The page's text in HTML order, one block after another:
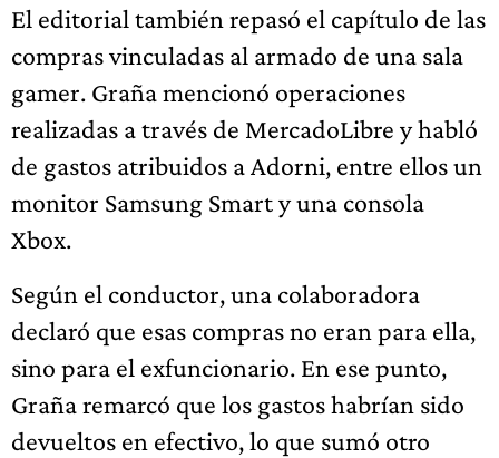
El editorial también repasó el capítulo de las
compras vinculadas al armado de una sala
gamer. Graña mencionó operaciones
realizadas a través de MercadoLibre y habló
de gastos atribuidos a Adorni, entre ellos un
monitor Samsung Smart y una consola
Xbox.
Según el conductor, una colaboradora
declaró que esas compras no eran para ella,
sino para el exfuncionario. En ese punto,
Graña remarcó que los gastos habrían sido
devueltos en efectivo, lo que sumó otro